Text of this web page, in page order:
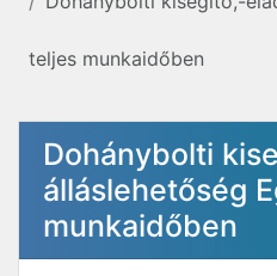
teljes munkaidőben
Dohánybolti
álláslehetőség
munkaidőben